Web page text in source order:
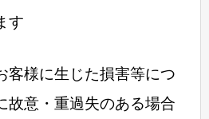
す
客様に生じた損害等につ
故意・重過失のある場合